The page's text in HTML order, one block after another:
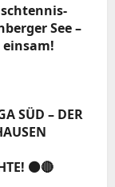
See –
SÜD – DER
⚫️🔴